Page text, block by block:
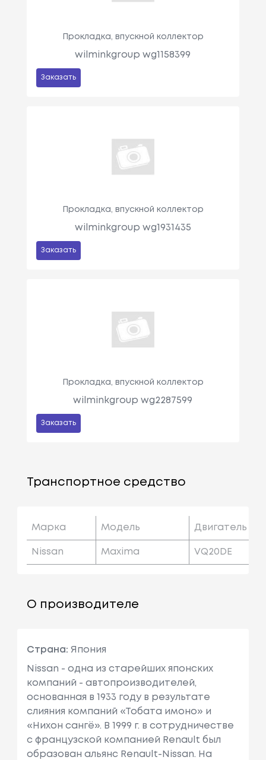
Прокладка, впускной коллектор
wilminkgroup wg1158399
Заказать
Прокладка, впускной коллектор
wilminkgroup wg1931435
Заказать
Прокладка, впускной коллектор
wilminkgroup wg2287599
Заказать
Транспортное средство
Марка Модель Двигатель
Nissan Maxima VQ20DE
О производителе
Страна: Япония
Nissan - одна из старейших японских
компаний - автопроизводителей,
основанная в 1933 году в результате
слияния компаний «Тобата имоно» и
«Нихон сангё». В 1999 г. в сотрудничестве
с французcкой компанией Renault был
образован альянс Renault-Nissan. На